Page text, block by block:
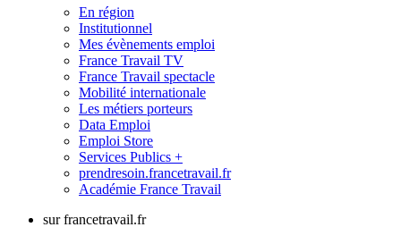
En région
Institutionnel
Mes évènements emploi
France Travail TV
France Travail spectacle
Mobilité internationale
Les métiers porteurs
Data Emploi
Emploi Store
Services Publics +
prendresoin.francetravail.fr
Académie France Travail
sur francetravail.fr